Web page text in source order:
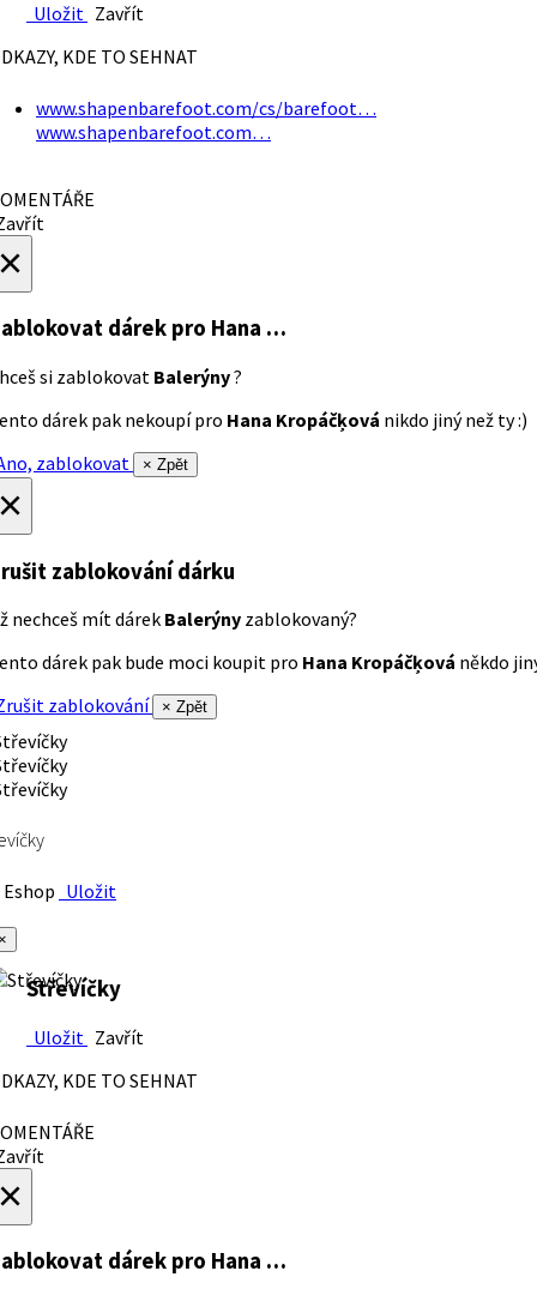
Uložit Zavřít
KDE TO SEHNAT
www.shapenbarefoot.com/cs/barefoot…
www.shapenbarefoot.com…
dárek pro Hana …
si zablokovat Balerýny?
dárek pak nekoupí pro Hana Kropáčķová nikdo jiný než ty :)
zablokovat
× Zpět
zablokování dárku
nechceš mít dárek Balerýny zablokovaný?
dárek pak bude moci koupit pro Hana Kropáčķová někdo
zablokování
× Zpět
Uložit
Střevíčky
Uložit Zavřít
KDE TO SEHNAT
dárek pro Hana …